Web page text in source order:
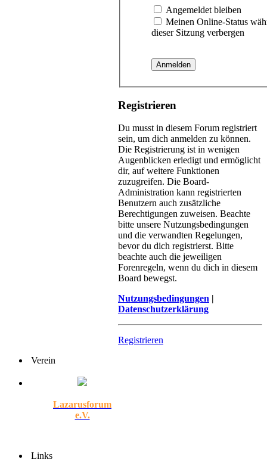
Angemeldet bleiben
Meinen Online-Status
dieser Sitzung verbergen
Registrieren
Du musst in diesem Forum registriert
sein, um dich anmelden zu können.
Die Registrierung ist in wenigen
Augenblicken erledigt und ermöglicht
dir, auf weitere Funktionen
zuzugreifen. Die Board-
Administration kann registrierten
Benutzern auch zusätzliche
Berechtigungen zuweisen. Beachte
bitte unsere Nutzungsbedingungen
und die verwandten Regelungen,
bevor du dich registrierst. Bitte
beachte auch die jeweiligen
Forenregeln, wenn du dich in diesem
Board bewegst.
Nutzungsbedingungen |
Datenschutzerklärung
Registrieren
Verein
Lazarusforum
e.V.
Links